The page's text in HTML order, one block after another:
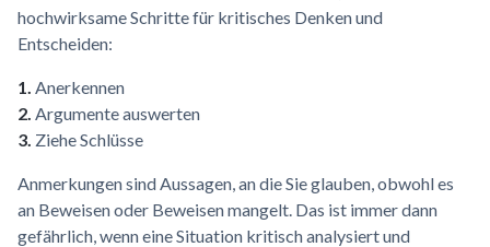
hochwirksame Schritte für kritisches Denken und
Entscheiden:
1. Anerkennen
2. Argumente auswerten
3. Ziehe Schlüsse
Anmerkungen sind Aussagen, an die Sie glauben, obwohl es
an Beweisen oder Beweisen mangelt. Das ist immer dann
gefährlich, wenn eine Situation kritisch analysiert und